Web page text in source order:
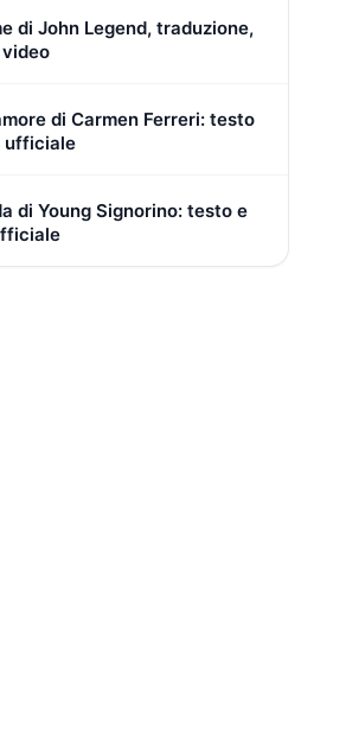
di John Legend, traduzione,
di Carmen Ferreri: testo
ufficiale
di Young Signorino: testo e